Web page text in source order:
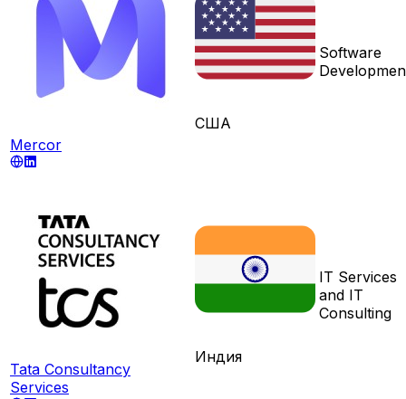
Mercor
США
Software
Tata Consultancy
Services
Индия
IT Services
and IT
Consulting